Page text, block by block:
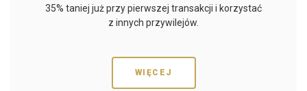
35% taniej już przy pierwszej transakcji i korzystać
z innych przywilejów.
WIĘCEJ